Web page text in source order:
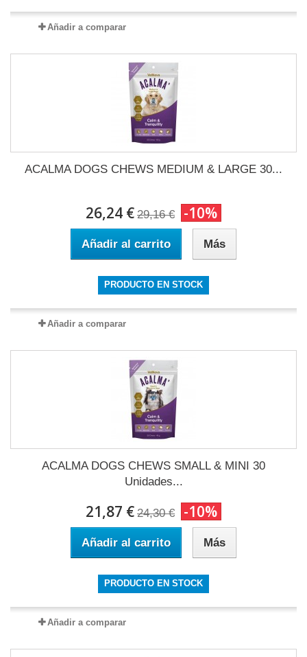
Añadir a comparar
ACALMA DOGS CHEWS MEDIUM & LARGE 30...
26,24 € 29,16 € -10%
Añadir al carrito Más
PRODUCTO EN STOCK
Añadir a comparar
ACALMA DOGS CHEWS SMALL & MINI 30
Unidades...
21,87 € 24,30 € -10%
Añadir al carrito Más
PRODUCTO EN STOCK
Añadir a comparar